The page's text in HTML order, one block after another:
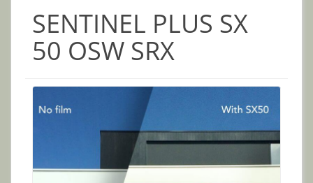
SENTINEL PLUS SX
50 OSW SRX